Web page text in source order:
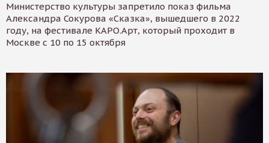
Министерство культуры запретило показ фильма
Александра Сокурова «Сказка», вышедшего в 2022
году, на фестивале КАРО.Арт, который проходит в
Москве с 10 по 15 октября